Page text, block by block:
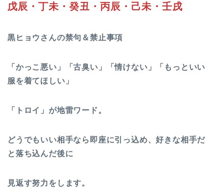
戊辰・丁未・癸丑・丙辰・己未・壬戌
黒ヒョウさんの禁句＆禁止事項
「かっこ悪い」「古臭い」「情けない」「もっといい
服を着てほしい」
「トロイ」が地雷ワード。
どうでもいい相手なら即座に引っ込め、好きな相手だ
と落ち込んだ後に
見返す努力をします。